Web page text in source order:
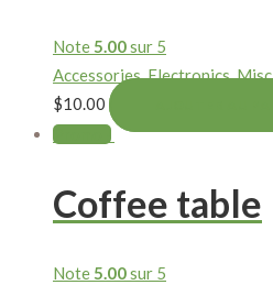
Note 5.00sur 5
Accessories,Electronics,Misc
$10.00
Promo !
Coffee table
Note 5.00sur 5